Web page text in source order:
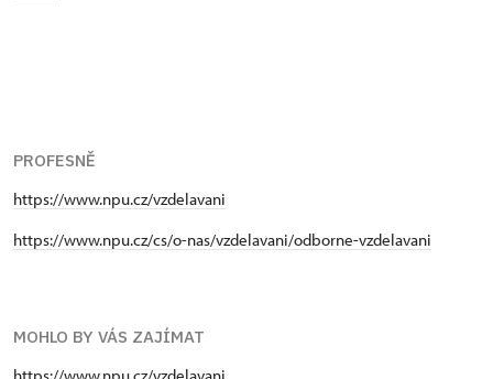
PROFESNĚ
https://www.npu.cz/vzdelavani
https://www.npu.cz/cs/o-nas/vzdelavani/odborne-vzdelavani
MOHLO BY VÁS ZAJÍMAT